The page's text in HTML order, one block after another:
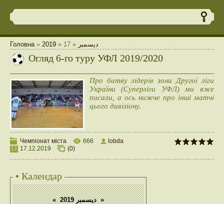
Головна» 2019 » ديسمبر »
17
Огляд 6-го туру УФЛ 2019/2020
Про битву лідерів зони Другої ліги
України (Суперліги УФЛ) ми вже
писали, а ось нижче про інші матчі
цього дивізіону.
Чемпіонат міста 666
lobda
17.12.2019
(0)
• Календар
« ديسمبر 2019 »